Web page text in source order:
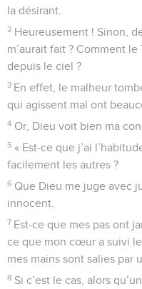
la désirant.
2 Heureusement ! Sinon,
m’aurait fait ? Comment
depuis le ciel ?
3 En effet, le malheur
qui agissent mal ont
4 Or, Dieu voit bien ma
5 « Est-ce que j’ai
facilement les autres ?
6 Que Dieu me juge avec
innocent.
7 Est-ce que mes pas ont
ce que mon cœur a suivi
mes mains sont salies par
8 Si c’est le cas, alors